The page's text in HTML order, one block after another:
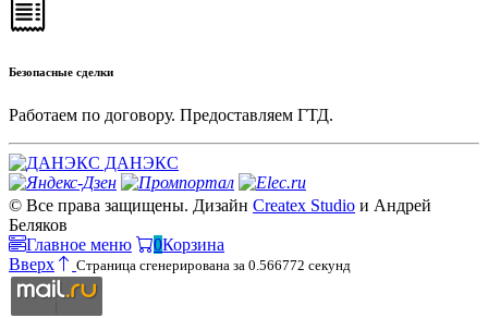
Безопасные сделки
Работаем по договору. Предоставляем ГТД.
ДАНЭКС
© Все права защищены. Дизайн Createx Studio и Андрей
Беляков
Главное меню
0Корзина
Вверх
Страница сгенерирована за 0.566772 секунд